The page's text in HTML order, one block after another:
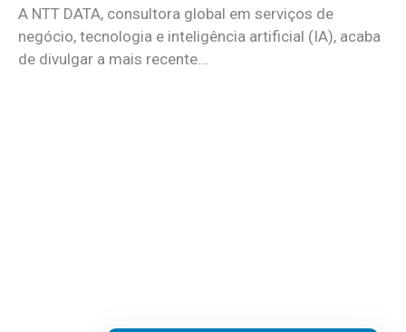
A NTT DATA, consultora global em serviços de
negócio, tecnologia e inteligência artificial (IA), acaba
de divulgar a mais recente...